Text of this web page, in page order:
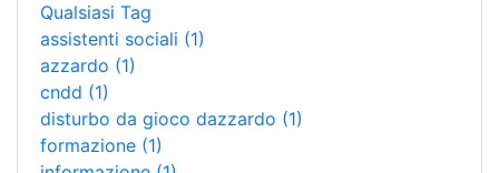
Qualsiasi Tag
assistenti sociali (1)
azzardo (1)
cndd (1)
disturbo da gioco dazzardo (1)
formazione (1)